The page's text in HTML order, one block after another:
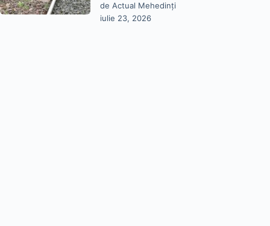
de Actual Mehedinți
iulie 23, 2026